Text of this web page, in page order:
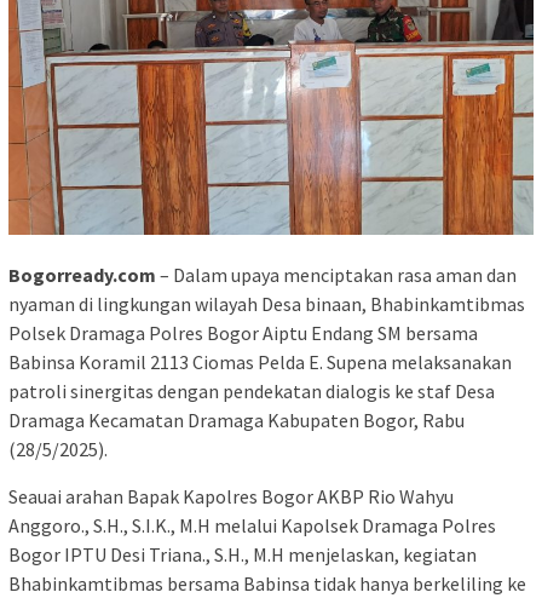
Bogorready.com – Dalam upaya menciptakan rasa aman dan
nyaman di lingkungan wilayah Desa binaan, Bhabinkamtibmas
Polsek Dramaga Polres Bogor Aiptu Endang SM bersama
Babinsa Koramil 2113 Ciomas Pelda E. Supena melaksanakan
patroli sinergitas dengan pendekatan dialogis ke staf Desa
Dramaga Kecamatan Dramaga Kabupaten Bogor, Rabu
(28/5/2025).
Seauai arahan Bapak Kapolres Bogor AKBP Rio Wahyu
Anggoro., S.H., S.I.K., M.H melalui Kapolsek Dramaga Polres
Bogor IPTU Desi Triana., S.H., M.H menjelaskan, kegiatan
Bhabinkamtibmas bersama Babinsa tidak hanya berkeliling ke